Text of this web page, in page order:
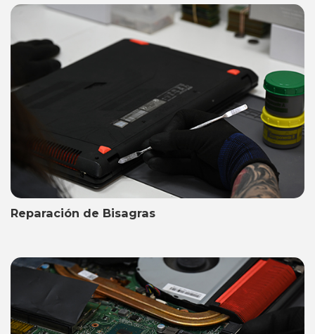
Reparación de Bisagras